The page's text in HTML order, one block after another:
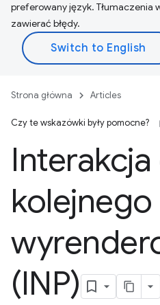
preferowany język. Tłumaczenia
zawierać błędy.
Strona główna Articles
Czy te wskazówki były pomocne?
kolejnego
(INP)